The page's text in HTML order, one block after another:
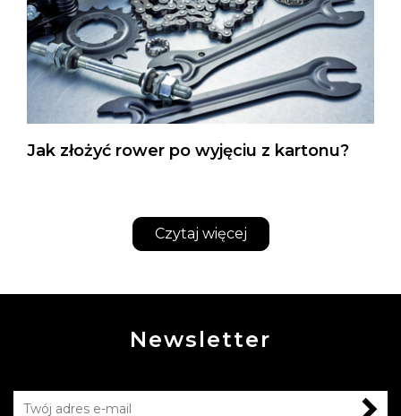
Jak złożyć rower po wyjęciu z kartonu?
Czytaj więcej
Newsletter